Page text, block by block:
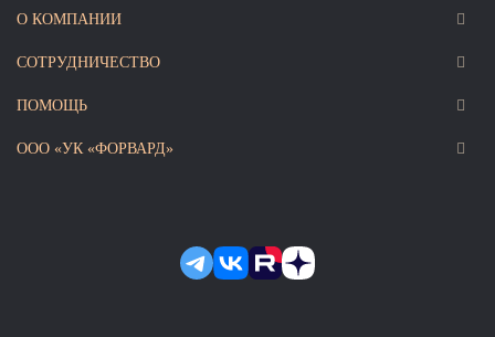
О КОМПАНИИ
СОТРУДНИЧЕСТВО
ПОМОЩЬ
ООО «УК «ФОРВАРД»